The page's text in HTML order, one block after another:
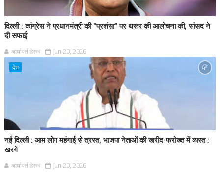
दिल्ली : कांग्रेस ने प्रधानमंत्री की "प्रशंसा" पर थरूर की आलोचना की, सांसद ने
दी सफाई
आर्यावर्त डेस्क Jun 20, 2026
देश
नई दिल्ली : आम लोग महंगाई से त्रस्त, भाजपा नेताओं की खरीद-फरोख्त में व्यस्त :
खरगे
आर्यावर्त डेस्क Jun 20, 2026